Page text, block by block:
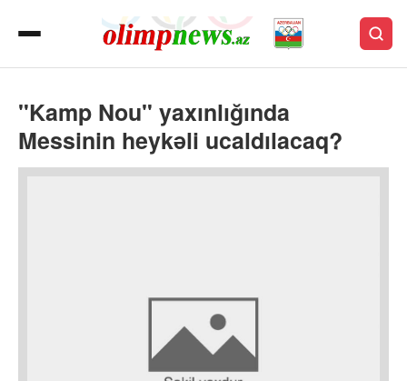
"Kamp Nou" yaxınlığında
Messinin heykəli ucaldılacaq?